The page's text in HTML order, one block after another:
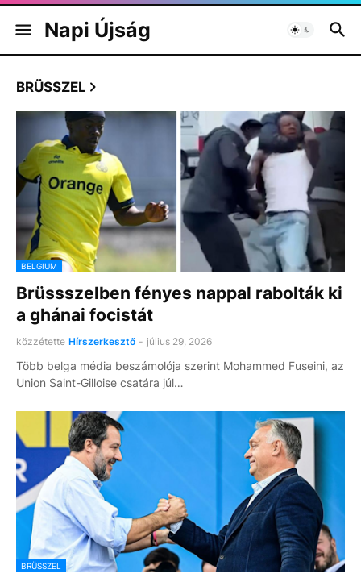
Napi Újság
BRÜSSZEL
BELGIUM
Brüssszelben fényes nappal rabolták ki
a ghánai focistát
közzétette Hírszerkesztő - július 29, 2026
Több belga média beszámolója szerint Mohammed Fuseini, az
Union Saint-Gilloise csatára júl…
BRÜSSZEL